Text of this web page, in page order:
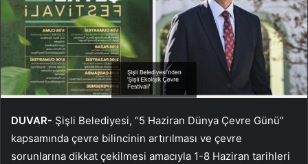
DUVAR- Şişli Belediyesi, “5 Haziran Dünya Çevre Günü”
kapsamında çevre bilincinin artırılması ve çevre
sorunlarına dikkat çekilmesi amacıyla 1-8 Haziran tarihleri